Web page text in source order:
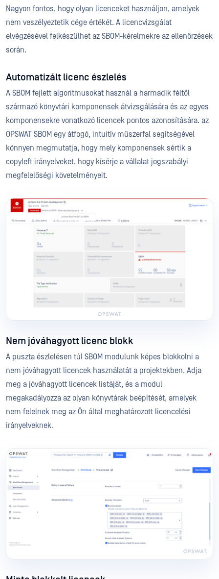
Nagyon fontos, hogy olyan licenceket használjon, amelyek
nem veszélyeztetik cége értékét. A licencvizsgálat
elvégzésével felkészülhet az SBOM-kérelmekre az ellenőrzések
során.
Automatizált licenc észlelés
A SBOM fejlett algoritmusokat használ a harmadik féltől
származó könyvtári komponensek átvizsgálására és az egyes
komponensekre vonatkozó licencek pontos azonosítására. az
OPSWAT SBOM egy átfogó, intuitív műszerfal segítségével
könnyen megmutatja, hogy mely komponensek sértik a
copyleft irányelveket, hogy kísérje a vállalat jogszabályi
megfelelőségi követelményeit.
Nem jóváhagyott licenc blokk
A puszta észlelésen túl SBOM modulunk képes blokkolni a
nem jóváhagyott licencek használatát a projektekben. Adja
meg a jóváhagyott licencek listáját, és a modul
megakadályozza az olyan könyvtárak beépítését, amelyek
nem felelnek meg az Ön által meghatározott licencelési
irányelveknek.